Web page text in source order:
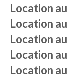
Location
Location
Location
Location
Location